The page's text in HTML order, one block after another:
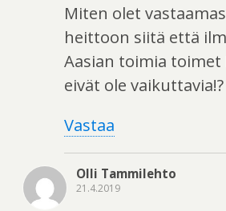
Miten olet
heittoon siitä että
Aasian toimia toimet
eivät ole vaikuttavia!?
Vastaa
Olli Tammilehto
21.4.2019